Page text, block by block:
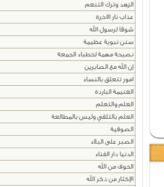
الزهد وترك التنعم
عذاب نار الاخرة
شوقا لرسول الله
سنن نبوية عظيمة
نصيحة مهمة لخطباء الجمعة
إن الله مع الصابرين
امور تتعلق بالنساء
الغنيمة الباردة
العلم والتعلم
العلم بالتلقي وليس بالمطالعة
الصوفية
الصبر على البلاء
الدنيا دار الفناء
الخوف من الله
الإكثار من ذكر الله